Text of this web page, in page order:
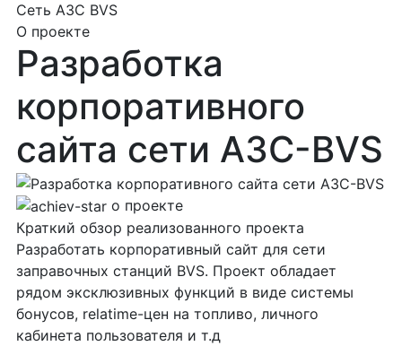
Сеть АЗС BVS
О проекте
Разработка
корпоративного
сайта сети АЗС-BVS
о проекте
Краткий обзор реализованного проекта
Разработать корпоративный сайт для сети
заправочных станций BVS. Проект обладает
рядом эксклюзивных функций в виде системы
бонусов, relatime-цен на топливо, личного
кабинета пользователя и т.д